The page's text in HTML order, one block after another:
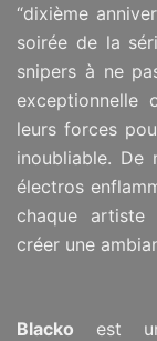
“dixième
soirée de la
snipers à ne
exceptionnelle
leurs forces
inoubliable. De
électros
chaque
créer une
Blacko est un